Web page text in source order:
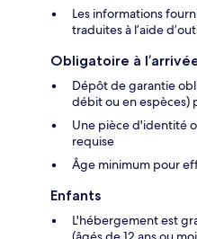
Les informations
traduites à l’aide
Obligatoire à
Dépôt de garantie
débit ou en espèces)
Une pièce d'identité
requise
Âge minimum pour
Enfants
L'hébergement est